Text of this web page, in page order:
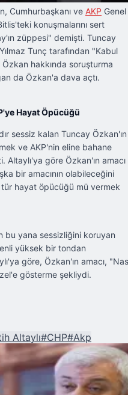
Cumhurbaşkanı ve AKP Genel
konuşmalarını sert
züppesi" demişti. Tuncay
Tunç tarafından "Kabul
hakkında soruşturma
da Özkan'a dava açtı.
Hayat Öpücüğü
sessiz kalan Tuncay Özkan'ın
ve AKP'nin eline bahane
Altaylı'ya göre Özkan'ın amacı
bir amacının olabileceğini
tür hayat öpücüğü mü vermek
bu yana sessizliğini koruyan
yüksek bir tondan
göre, Özkan'ın amacı,
gösterme şekliydi.
Altaylı#CHP#Akp